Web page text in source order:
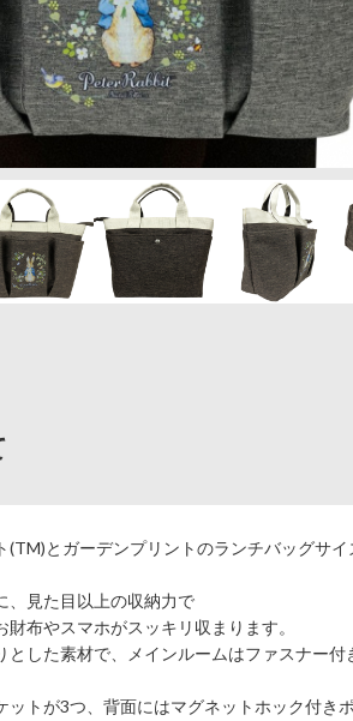
(TM)とガーデンプリントのランチバッグサイ
、見た目以上の収納力で
財布やスマホがスッキリ収まります。
とした素材で、メインルームはファスナー付
ットが3つ、背面にはマグネットホック付きポ